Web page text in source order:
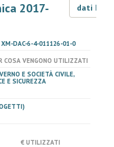
2017-
dati LOD
XM-DAC-6-4-011126-01-0
COSA VENGONO UTILIZZATI
E SOCIETÀ CIVILE,
E SICUREZZA
€ UTILIZZATI